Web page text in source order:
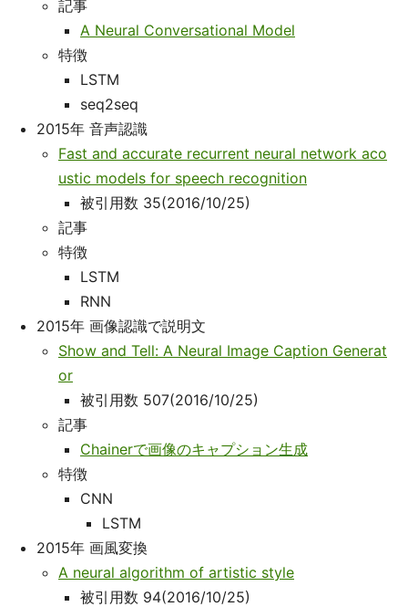
記事
A Neural Conversational Model
特徴
LSTM
seq2seq
2015年 音声認識
Fast and accurate recurrent neural network aco
ustic models for speech recognition
被引用数 35(2016/10/25)
記事
特徴
LSTM
RNN
2015年 画像認識で説明文
Show and Tell: A Neural Image Caption Generat
or
被引用数 507(2016/10/25)
記事
Chainerで画像のキャプション生成
特徴
CNN
LSTM
2015年 画風変換
A neural algorithm of artistic style
被引用数 94(2016/10/25)